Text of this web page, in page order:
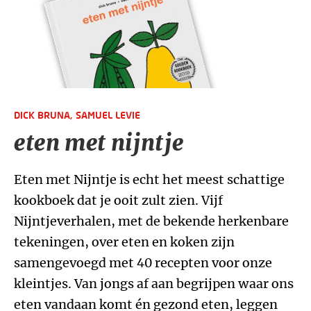
DICK BRUNA, SAMUEL LEVIE
eten met nijntje
Eten met Nijntje is echt het meest schattige
kookboek dat je ooit zult zien. Vijf
Nijntjeverhalen, met de bekende herkenbare
tekeningen, over eten en koken zijn
samengevoegd met 40 recepten voor onze
kleintjes. Van jongs af aan begrijpen waar ons
eten vandaan komt én gezond eten, leggen